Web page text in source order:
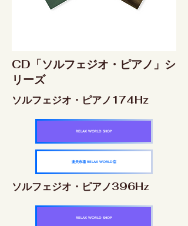
CD「ソルフェジオ・ピアノ」シ
リーズ
ソルフェジオ・ピアノ174Hz
RELAX WORLD SHOP
楽天市場 RELAX WORLD店
ソルフェジオ・ピアノ396Hz
RELAX WORLD SHOP